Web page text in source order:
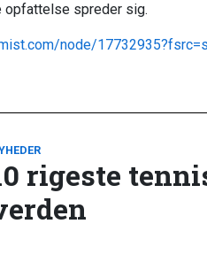
opfattelse spreder sig.
node/
rigeste